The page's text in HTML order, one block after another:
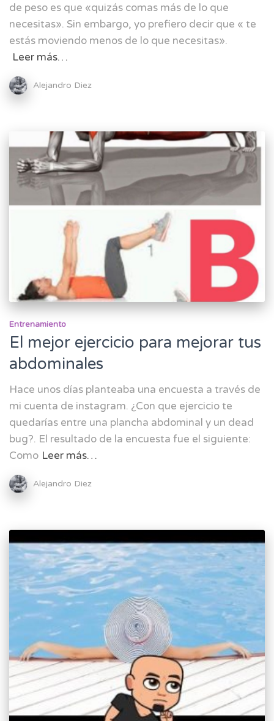
de peso es que «quizás comas más de lo que
necesitas». Sin embargo, yo prefiero decir que « te
estás moviendo menos de lo que necesitas».
Leer más…
Alejandro Diez
Entrenamiento
El mejor ejercicio para mejorar tus
abdominales
Hace unos días planteaba una encuesta a través de
mi cuenta de instagram. ¿Con que ejercicio te
quedarías entre una plancha abdominal y un dead
bug?. El resultado de la encuesta fue el siguiente:
Como Leer más…
Alejandro Diez